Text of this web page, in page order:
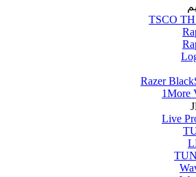
Razer
1More
Live